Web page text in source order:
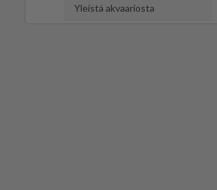
Yleistä akvaariosta